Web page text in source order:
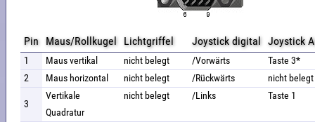
Pin Maus/Rollkugel Lichtgriffel Joystick digital Joystick
1 Maus vertikal nicht belegt /Vorwärts
Taste 3*
2
Maus horizontal nicht belegt /Rückwärts nicht belegt
3
Vertikale
Quadratur
nicht belegt /Links Taste 1